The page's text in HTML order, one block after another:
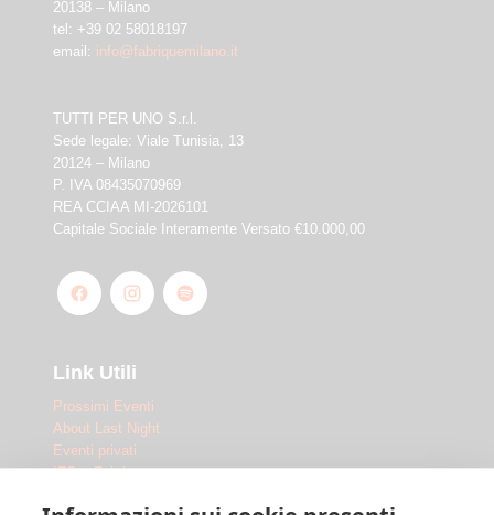
20138 – Milano
tel: +39 02 58018197
email: info@fabriquemilano.it
TUTTI PER UNO S.r.l.
Sede legale: Viale Tunisia, 13
20124 – Milano
P. IVA 08435070969
REA CCIAA MI-2026101
Capitale Sociale Interamente Versato €10.000,00
Link Utili
Prossimi Eventi
About Last Night
Eventi privati
IED x Fabrique